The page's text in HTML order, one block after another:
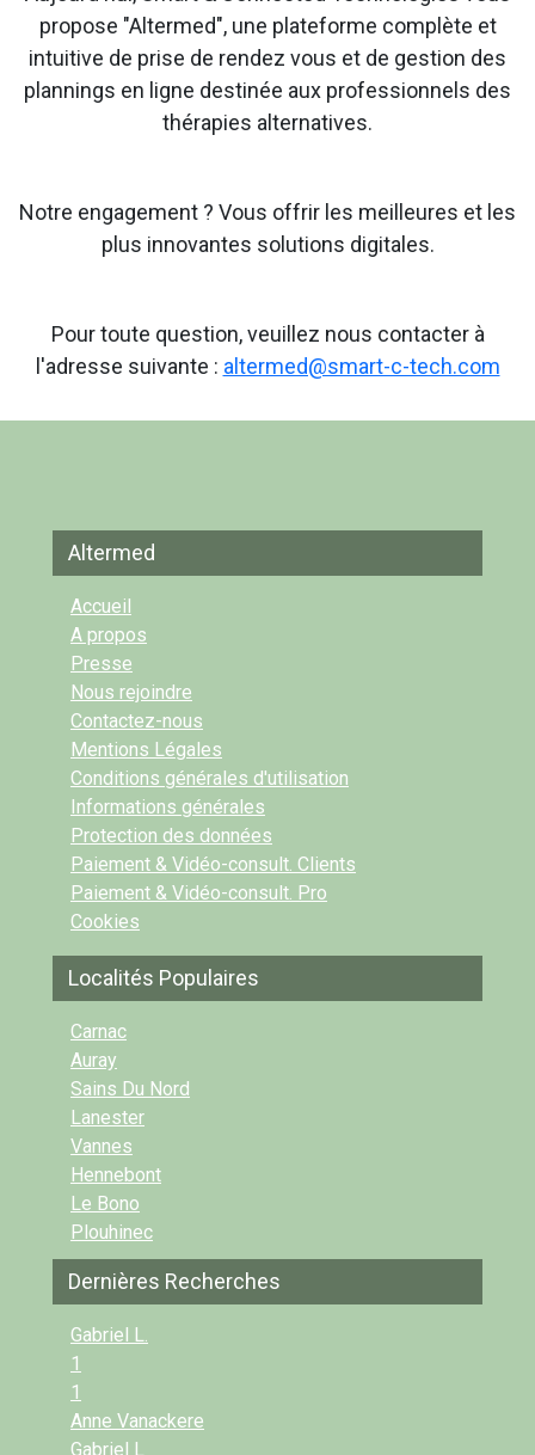
propose "Altermed", une plateforme complète et
intuitive de prise de rendez vous et de gestion des
plannings en ligne destinée aux professionnels des
thérapies alternatives.
Notre engagement ? Vous offrir les meilleures et les
plus innovantes solutions digitales.
Pour toute question, veuillez nous contacter à
l'adresse suivante : altermed@smart-c-tech.com
Altermed
Accueil
A propos
Presse
Nous rejoindre
Contactez-nous
Mentions Légales
Conditions générales d'utilisation
Informations générales
Protection des données
Paiement & Vidéo-consult. Clients
Paiement & Vidéo-consult. Pro
Cookies
Localités Populaires
Carnac
Auray
Sains Du Nord
Lanester
Vannes
Hennebont
Le Bono
Plouhinec
Dernières Recherches
Gabriel L.
1
1
Anne Vanackere
Gabriel L